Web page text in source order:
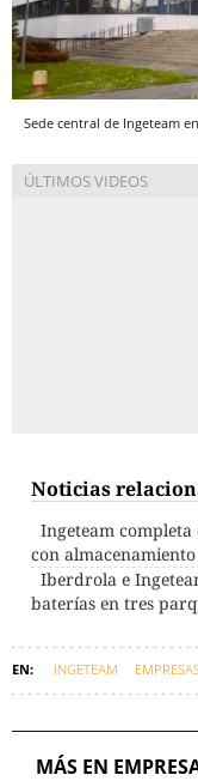
Sede central de Ingeteam
Noticias
Ingeteam
con
Iberdrola e
baterías en tres
INGETEAM
MÁS EN